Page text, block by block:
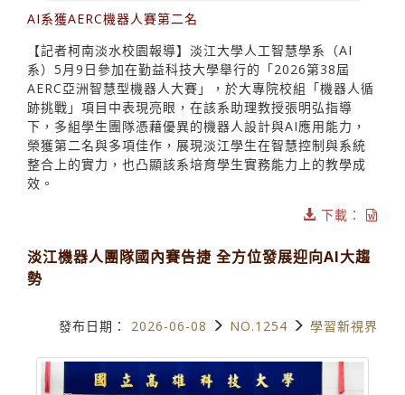
AI系獲AERC機器人賽第二名
【記者柯南淡水校園報導】淡江大學人工智慧學系（AI
系）5月9日參加在勤益科技大學舉行的「2026第38屆
AERC亞洲智慧型機器人大賽」，於大專院校組「機器人循
跡挑戰」項目中表現亮眼，在該系助理教授張明弘指導
下，多組學生團隊憑藉優異的機器人設計與AI應用能力，
榮獲第二名與多項佳作，展現淡江學生在智慧控制與系統
整合上的實力，也凸顯該系培育學生實務能力上的教學成
效。
下載：
淡江機器人團隊國內賽告捷 全方位發展迎向AI大趨
勢
發布日期： 2026-06-08 NO.1254 學習新視界